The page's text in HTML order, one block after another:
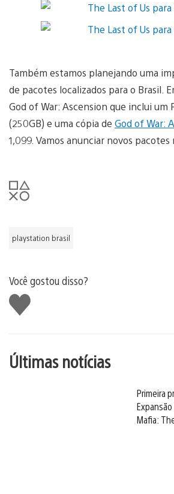
Também estamos planejando uma
de pacotes localizados para o Brasil.
God of War: Ascension que inclui um
(250GB) e uma cópia de God of War:
1,099. Vamos anunciar novos
playstation brasil
Você gostou disso?
Curtir
Últimas notícias
Primeira
Mafia: